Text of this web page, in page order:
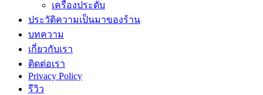
เครื่องประดับ
ประวัติความเป็นมาของร้าน
บทความ
เกี่ยวกับเรา
ติดต่อเรา
Privacy Policy
รีวิว